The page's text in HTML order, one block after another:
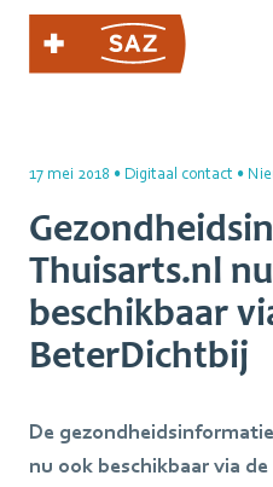
17 mei 2018 • Digitaal contact •
Thuisarts.nl
beschikbaar
BeterDichtbij
De
nu ook beschikbaar via